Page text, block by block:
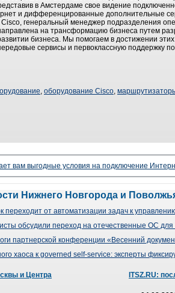
в Амстердаме свое видение
и дифференцированные дополнительные
генеральный менеджер подразделения
на трансформацию бизнеса путем
бизнеса. Мы помогаем в достижении
сервисы и первоклассную поддержку
, оборудование Cisco,
вам выгодные условия на подключение
Нижнего Новгорода и
переходит от автоматизации задач к
обсудили переход на отечественные ОС для
партнерской конференции «Весенний
хаоса к governed self-service: эксперты
и Центра ITSZ.RU: